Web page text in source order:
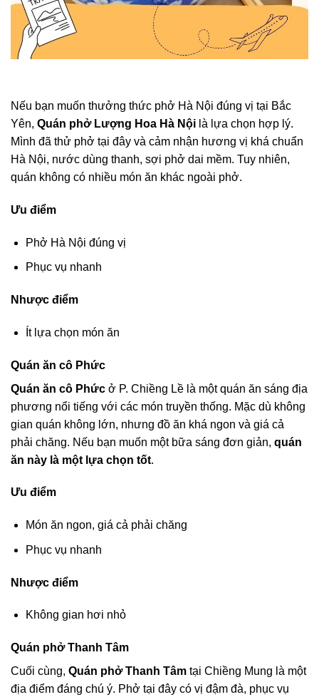
Nếu bạn muốn thưởng thức phở Hà Nội đúng vị tại Bắc
Yên, Quán phở Lượng Hoa Hà Nội là lựa chọn hợp lý.
Mình đã thử phở tại đây và cảm nhận hương vị khá chuẩn
Hà Nội, nước dùng thanh, sợi phở dai mềm. Tuy nhiên,
quán không có nhiều món ăn khác ngoài phở.
Ưu điểm
Phở Hà Nội đúng vị
Phục vụ nhanh
Nhược điểm
Ít lựa chọn món ăn
Quán ăn cô Phức
Quán ăn cô Phức ở P. Chiềng Lề là một quán ăn sáng địa
phương nổi tiếng với các món truyền thống. Mặc dù không
gian quán không lớn, nhưng đồ ăn khá ngon và giá cả
phải chăng. Nếu bạn muốn một bữa sáng đơn giản, quán
ăn này là một lựa chọn tốt.
Ưu điểm
Món ăn ngon, giá cả phải chăng
Phục vụ nhanh
Nhược điểm
Không gian hơi nhỏ
Quán phở Thanh Tâm
Cuối cùng, Quán phở Thanh Tâm tại Chiềng Mung là một
địa điểm đáng chú ý. Phở tại đây có vị đậm đà, phục vụ